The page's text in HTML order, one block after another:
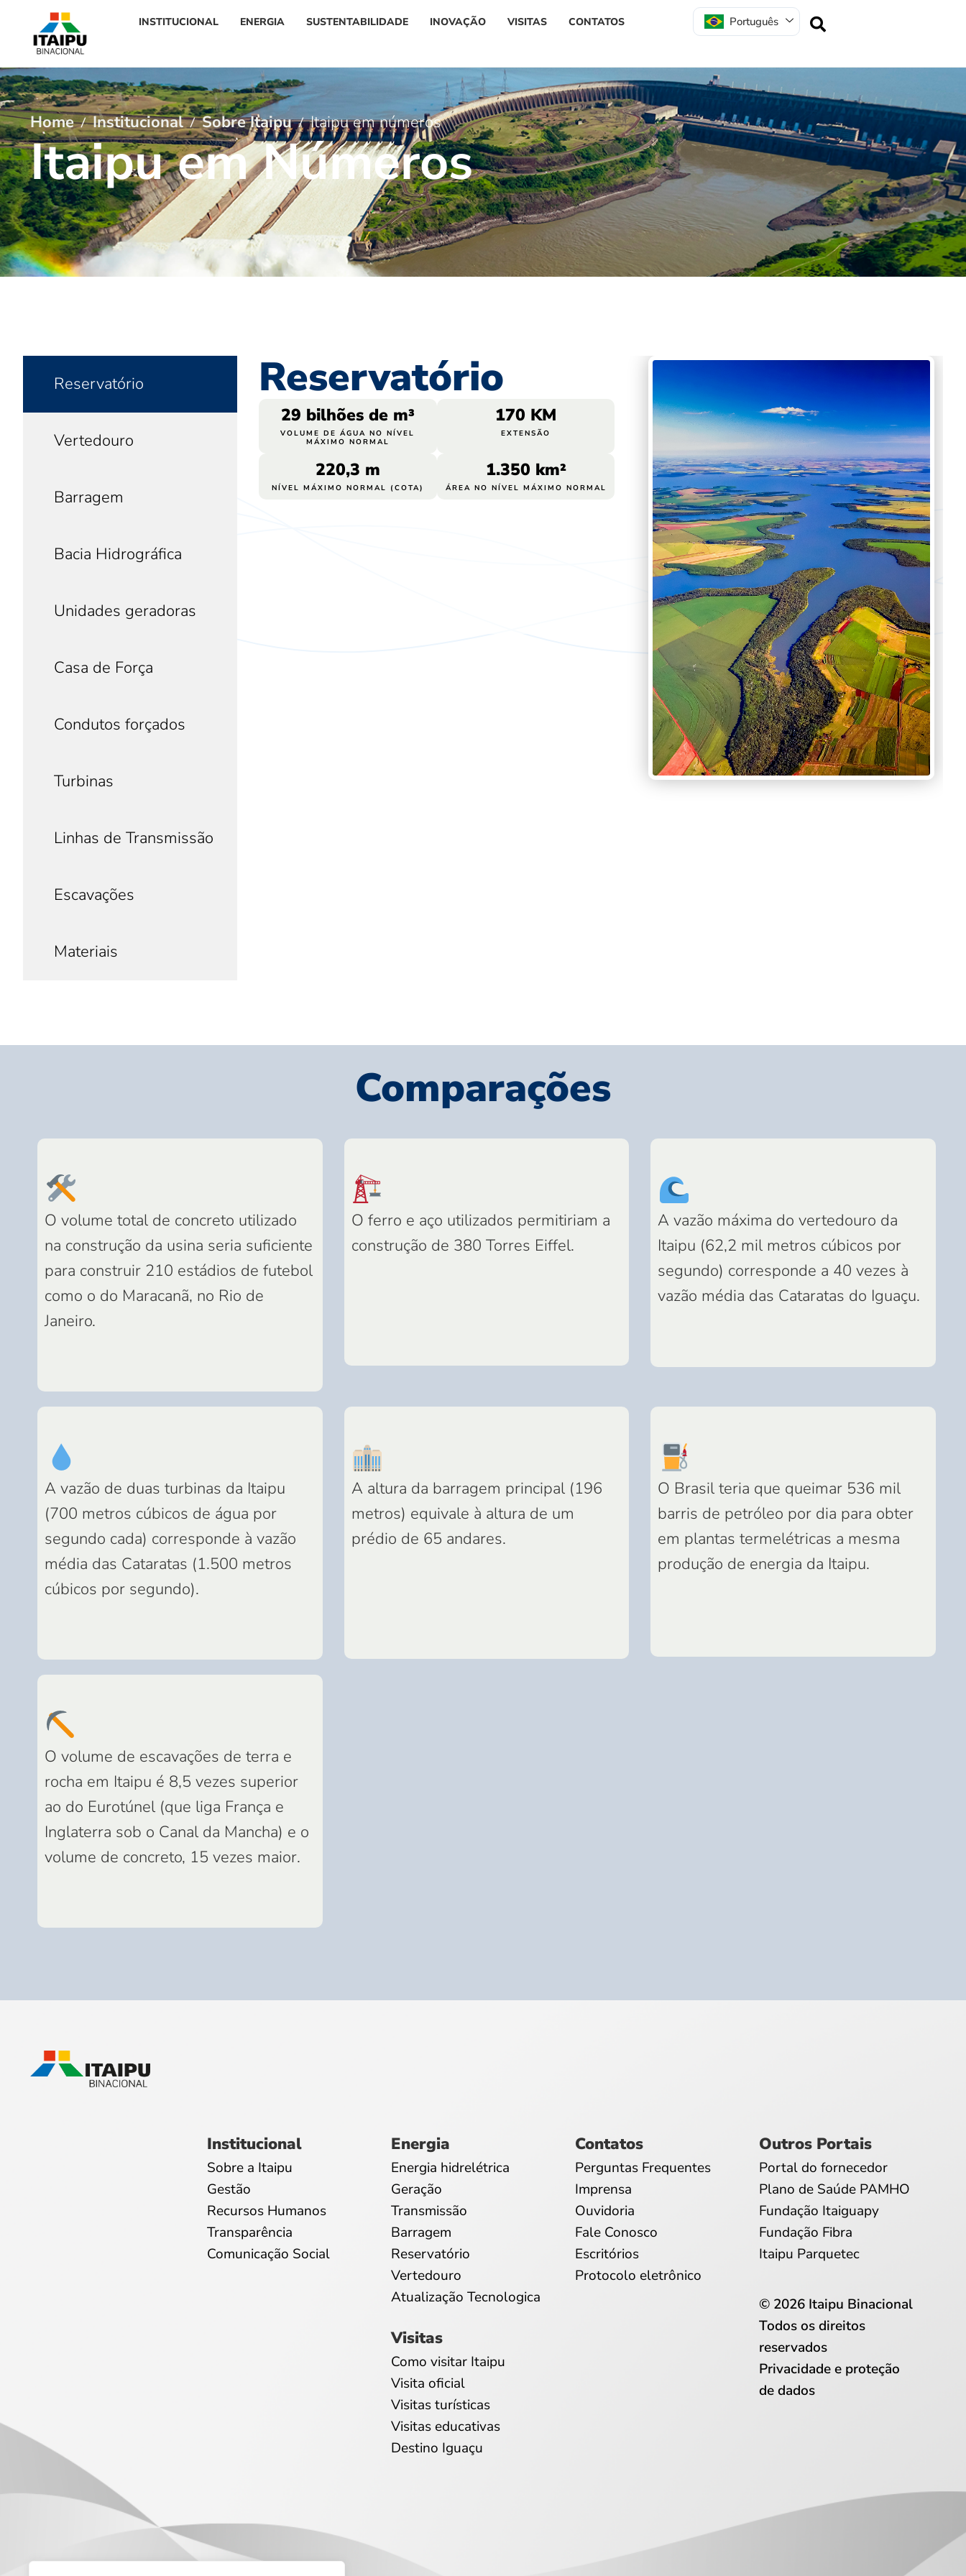
INSTITUCIONAL ENERGIA SUSTENTABILIDADE INOVAÇÃO VISITAS CONTATOS Português
Home Institucional Sobre Itaipu Itaipu em números
ItaipuemNúmeros
Reservatório
Vertedouro
Barragem
Bacia Hidrográfica
Unidades geradoras
Casa de Força
Condutos forçados
Turbinas
Linhas de Transmissão
Escavações
Materiais
Reservatório
VOLUME DE ÁGUA NO NÍVEL
MÁXIMO NORMAL
29 bilhões de m³
EXTENSÃO
170 KM
NÍVEL MÁXIMO NORMAL (COTA)
220,3 m
ÁREA NO NÍVEL MÁXIMO NORMAL
1.350 km²
Comparações
O volume total de concreto utilizado
na construção da usina seria suficiente
para construir 210 estádios de futebol
como o do Maracanã, no Rio de
Janeiro.
O ferro e aço utilizados permitiriam a
construção de 380 Torres Eiffel.
A vazão máxima do vertedouro da
Itaipu (62,2 mil metros cúbicos por
segundo) corresponde a 40 vezes à
vazão média das Cataratas do Iguaçu.
A vazão de duas turbinas da Itaipu
(700 metros cúbicos de água por
segundo cada) corresponde à vazão
média das Cataratas (1.500 metros
cúbicos por segundo).
A altura da barragem principal (196
metros) equivale à altura de um
prédio de 65 andares.
O Brasil teria que queimar 536 mil
barris de petróleo por dia para obter
em plantas termelétricas a mesma
produção de energia da Itaipu.
O volume de escavações de terra e
rocha em Itaipu é 8,5 vezes superior
ao do Eurotúnel (que liga França e
Inglaterra sob o Canal da Mancha) e o
volume de concreto, 15 vezes maior.
Institucional
Sobre a Itaipu
Gestão
Recursos Humanos
Transparência
Comunicação Social
Energia
Energia hidrelétrica
Geração
Transmissão
Barragem
Reservatório
Vertedouro
Atualização Tecnologica
Visitas
Como visitar Itaipu
Visita oficial
Visitas turísticas
Visitas educativas
Destino Iguaçu
Contatos
Perguntas Frequentes
Imprensa
Ouvidoria
Fale Conosco
Escritórios
Protocolo eletrônico
Outros Portais
Portal do fornecedor
Plano de Saúde PAMHO
Fundação Itaiguapy
Fundação Fibra
Itaipu Parquetec
© 2026 Itaipu Binacional
Todos os direitos
reservados
Privacidade e proteção
de dados